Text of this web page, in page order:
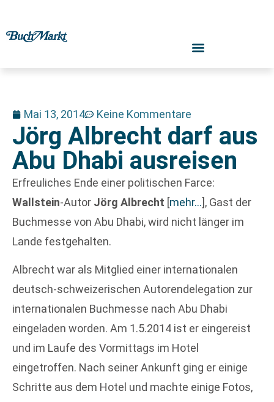
Mai 13, 2014 Keine Kommentare
Jörg Albrecht darf aus
Abu Dhabi ausreisen
Erfreuliches Ende einer politischen Farce:
Wallstein-Autor Jörg Albrecht [mehr…], Gast der
Buchmesse von Abu Dhabi, wird nicht länger im
Lande festgehalten.
Albrecht war als Mitglied einer internationalen
deutsch-schweizerischen Autorendelegation zur
internationalen Buchmesse nach Abu Dhabi
eingeladen worden. Am 1.5.2014 ist er eingereist
und im Laufe des Vormittags im Hotel
eingetroffen. Nach seiner Ankunft ging er einige
Schritte aus dem Hotel und machte einige Fotos,